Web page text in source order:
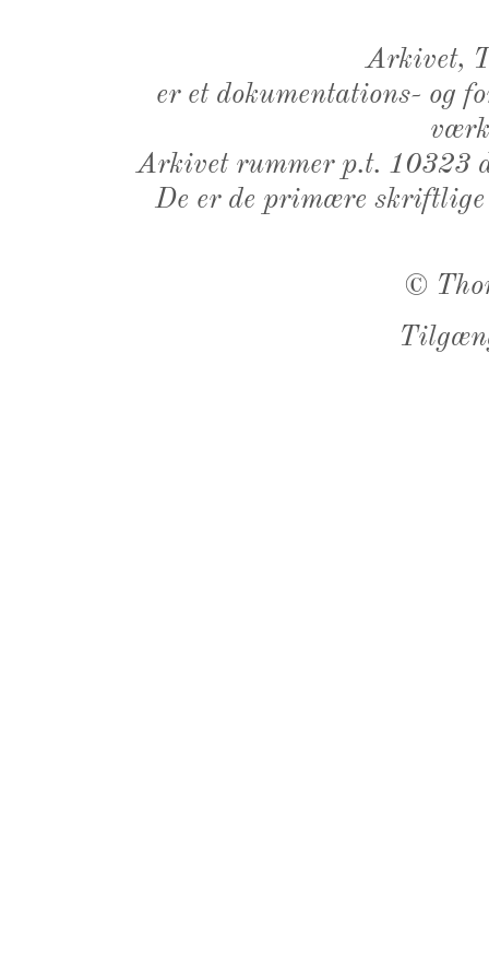
Arkivet,
er et dokumentations- og
Arkivet rummer p.t. 10323
De er de primære
©